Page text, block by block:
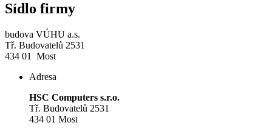
Sídlo firmy
budova VÚHU a.s.
Tř. Budovatelů 2531
434 01 Most
Adresa
HSC Computers s.r.o.
Tř. Budovatelů 2531
434 01 Most